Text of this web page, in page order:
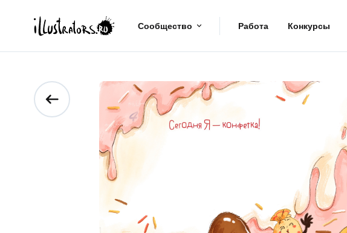
Сообщество Работа Конкурсы